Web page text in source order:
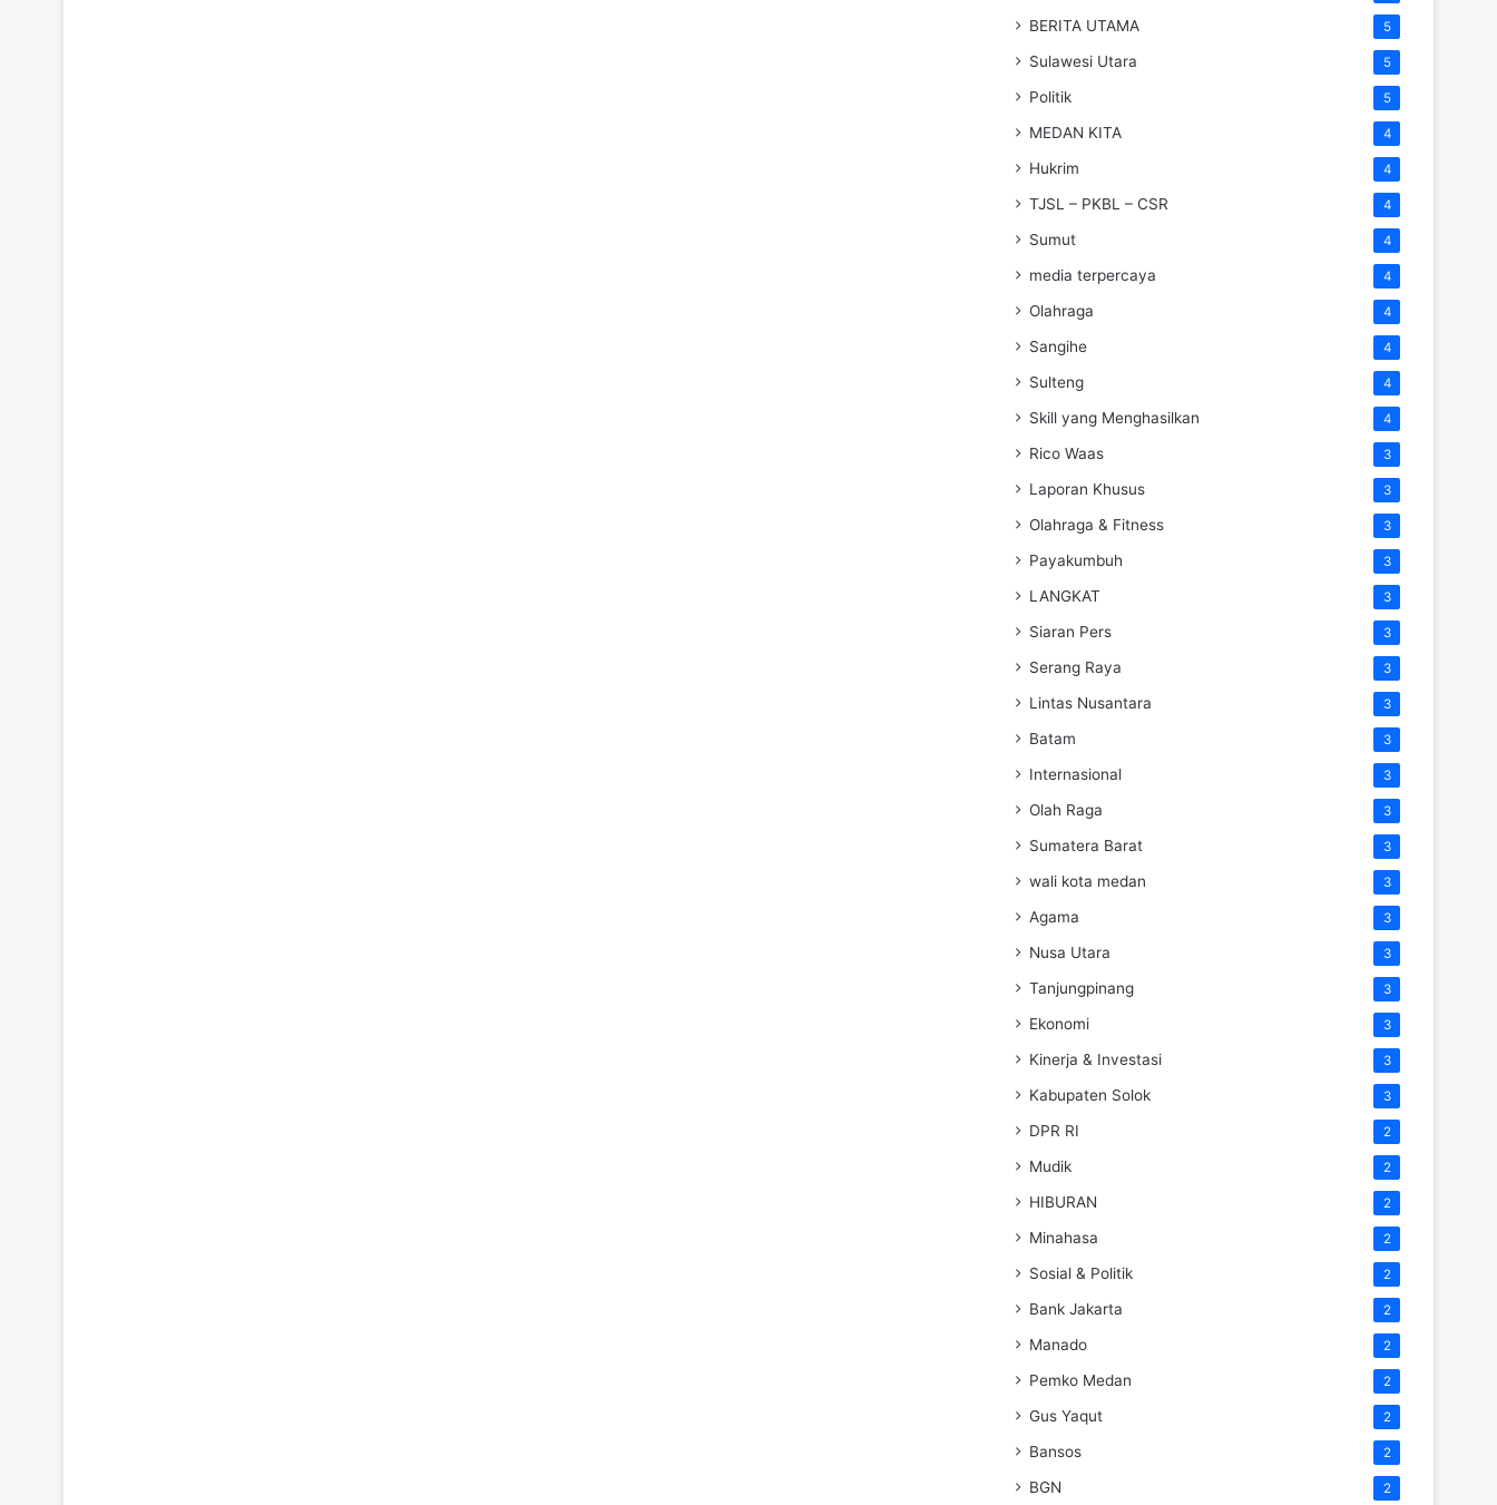
BERITA UTAMA 5
Sulawesi Utara 5
Politik 5
MEDAN KITA 4
Hukrim 4
TJSL – PKBL – CSR 4
Sumut 4
media terpercaya 4
Olahraga 4
Sangihe 4
Sulteng 4
Skill yang Menghasilkan 4
Rico Waas 3
Laporan Khusus 3
Olahraga & Fitness 3
Payakumbuh 3
LANGKAT 3
Siaran Pers 3
Serang Raya 3
Lintas Nusantara 3
Batam 3
Internasional 3
Olah Raga 3
Sumatera Barat 3
wali kota medan 3
Agama 3
Nusa Utara 3
Tanjungpinang 3
Ekonomi 3
Kinerja & Investasi 3
Kabupaten Solok 3
DPR RI 2
Mudik 2
HIBURAN 2
Minahasa 2
Sosial & Politik 2
Bank Jakarta 2
Manado 2
Pemko Medan 2
Gus Yaqut 2
Bansos 2
BGN 2